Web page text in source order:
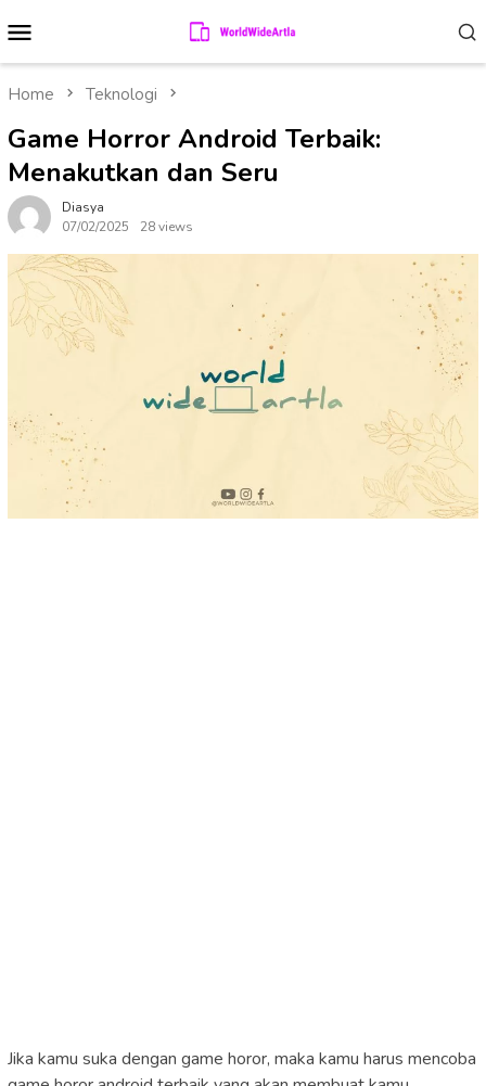
to
contentMenu
Home Teknologi
Game Horror Android Terbaik:
Menakutkan dan Seru
Diasya
07/02/2025
28 views
Jika kamu suka dengan game horor, maka kamu harus mencoba